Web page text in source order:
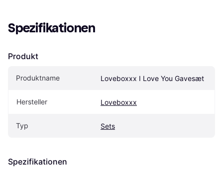
Spezifikationen
Produkt
Produktname Loveboxxx I Love You Gavesæt
Hersteller Loveboxxx
Typ Sets
Spezifikationen